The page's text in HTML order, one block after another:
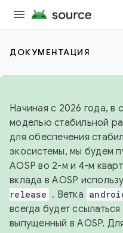
ДОКУМЕНТАЦИЯ
Начиная с 2026 года, в
моделью стабильной
для обеспечения
экосистемы, мы будем
AOSP во 2-м и 4-м
вклада в AOSP
release . Ветка
всегда будет
выпущенный в AOSP.